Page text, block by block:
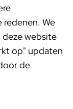
We
website
op" updaten
de